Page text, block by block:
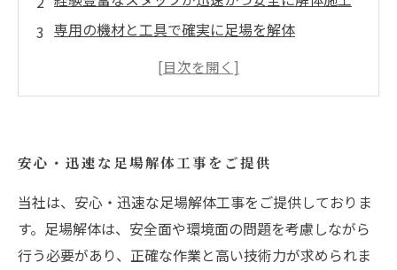
専用の機材と工具で確実に足場を解体
トラブルが起きても即座に対応するアフターサ
安心・迅速な足場解体工事をご提供
当社は、安心・迅速な足場解体工事をご提供しておりま
す。足場解体は、安全面や環境面の問題を考慮しながら
行う必要があり、正確な作業と高い技術力が求められま